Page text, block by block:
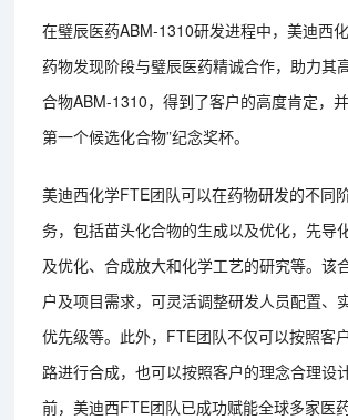
在璧辰医药ABM-1310研发进程中，美迪西
药物发现阶段与璧辰医药精诚合作，助力其
合物ABM-1310，得到了客户的高度肯定，
第一个候选化合物”纪念奖杯。
美迪西化学FTE团队可以在药物研发的不同
务，包括苗头化合物的生成以及优化，先导
及优化、合成放大和化学工艺的研究等。该
户及项目需求，可灵活调整研发人员配置、
优先级等。此外，FTE团队不仅可以按照客
路进行合成，也可以按照客户的理念合理设
前，美迪西FTE团队已成功赋能全球多家医